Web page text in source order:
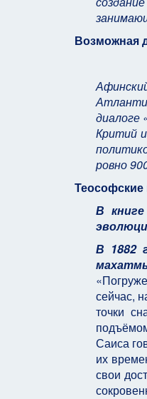
Возможная
диалоге
Критий
ровно
Теософские
В
В 1882
сейчас,
точки
Саиса
их
свои